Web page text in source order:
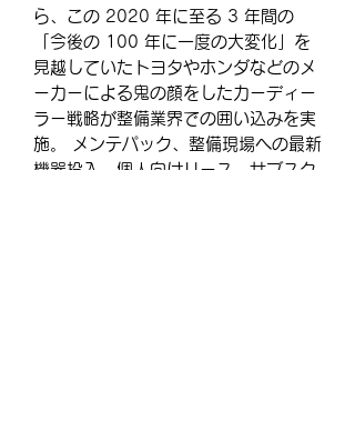
ら、この 2020 年に至る 3 年間の
「今後の 100 年に一度の大変化」を
見越していたトヨタやホンダなどのメ
ーカーによる鬼の顔をしたカーディー
ラー戦略が整備業界での囲い込みを実
施。 メンテパック、整備現場への最新
機器投入、個人向けリース、サブスク